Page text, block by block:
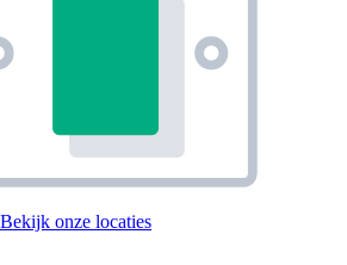
Bekijk onze locaties